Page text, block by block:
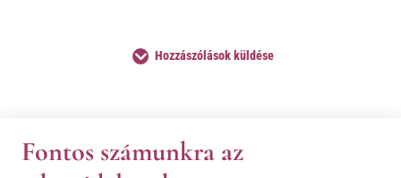
Hozzászólások küldése
Fontos számunkra az